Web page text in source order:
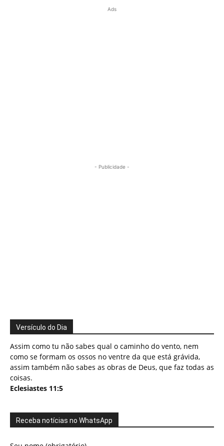
Ads
- Publicidade -
Versículo do Dia
Assim como tu não sabes qual o caminho do vento, nem
como se formam os ossos no ventre da que está grávida,
assim também não sabes as obras de Deus, que faz todas as
coisas.
Eclesiastes 11:5
Receba notícias no WhatsApp